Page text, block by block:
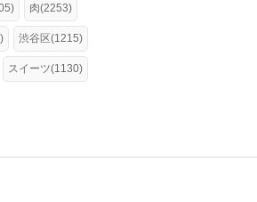
肉(2253)
渋谷区(1215)
スイーツ(1130)